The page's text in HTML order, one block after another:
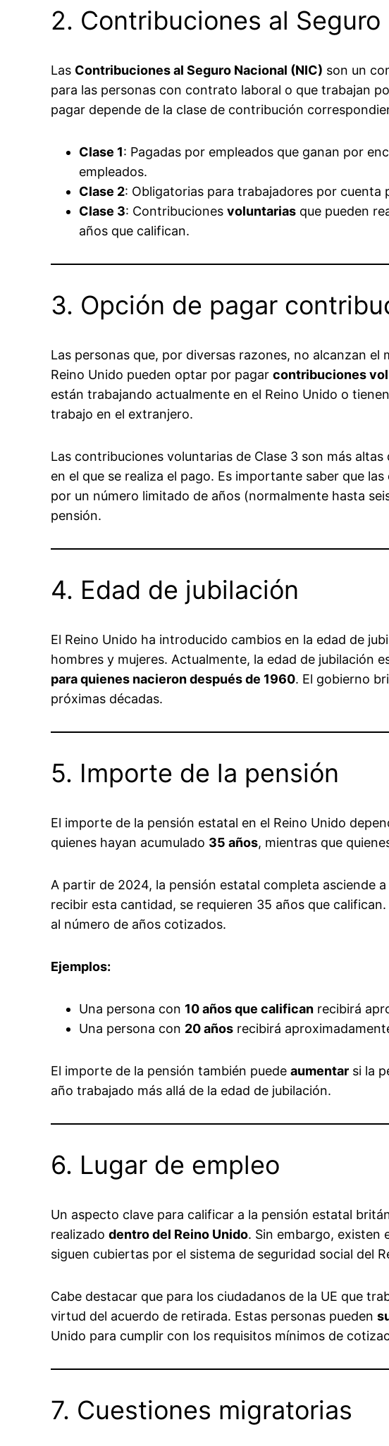
2. Contribuciones al Seguro
Las Contribuciones al Seguro Nacional (NIC) son un
para las personas con contrato laboral o que trabajan
pagar depende de la clase de contribución
Clase 1: Pagadas por empleados que ganan por
empleados.
Clase 2: Obligatorias para trabajadores por cuenta
Clase 3: Contribuciones voluntarias que pueden
años que califican.
3. Opción de pagar
Las personas que, por diversas razones, no alcanzan
Reino Unido pueden optar por pagar contribuciones
están trabajando actualmente en el Reino Unido o
trabajo en el extranjero.
Las contribuciones voluntarias de Clase 3 son más
en el que se realiza el pago. Es importante saber que
por un número limitado de años (normalmente hasta
pensión.
4. Edad de jubilación
El Reino Unido ha introducido cambios en la edad de
hombres y mujeres. Actualmente, la edad de jubilación
para quienes nacieron después de 1960. El gobierno
próximas décadas.
5. Importe de la pensión
El importe de la pensión estatal en el Reino Unido
quienes hayan acumulado 35 años, mientras que
A partir de 2024, la pensión estatal completa asciende a
recibir esta cantidad, se requieren 35 años que
al número de años cotizados.
Ejemplos:
Una persona con 10 años que califican recibirá
Una persona con 20 años recibirá
El importe de la pensión también puede aumentar si la
año trabajado más allá de la edad de jubilación.
6. Lugar de empleo
Un aspecto clave para calificar a la pensión estatal
realizado dentro del Reino Unido. Sin embargo, existen
siguen cubiertas por el sistema de seguridad social del
Cabe destacar que para los ciudadanos de la UE que
virtud del acuerdo de retirada. Estas personas pueden
Unido para cumplir con los requisitos mínimos de
7. Cuestiones migratorias